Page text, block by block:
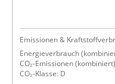
Emissionen &
Energieverbrauch
CO₂-Emissionen
CO₂-Klasse: D